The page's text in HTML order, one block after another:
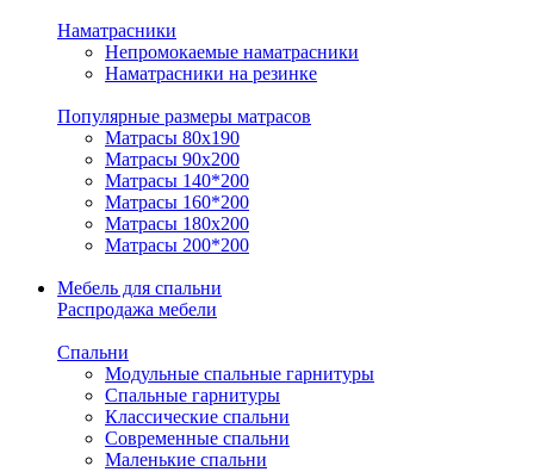
Наматрасники
Непромокаемые наматрасники
Наматрасники на резинке
Популярные размеры матрасов
Матрасы 80x190
Матрасы 90x200
Матрасы 140*200
Матрасы 160*200
Матрасы 180x200
Матрасы 200*200
Мебель для спальни
Распродажа мебели
Спальни
Модульные спальные гарнитуры
Спальные гарнитуры
Классические спальни
Современные спальни
Маленькие спальни